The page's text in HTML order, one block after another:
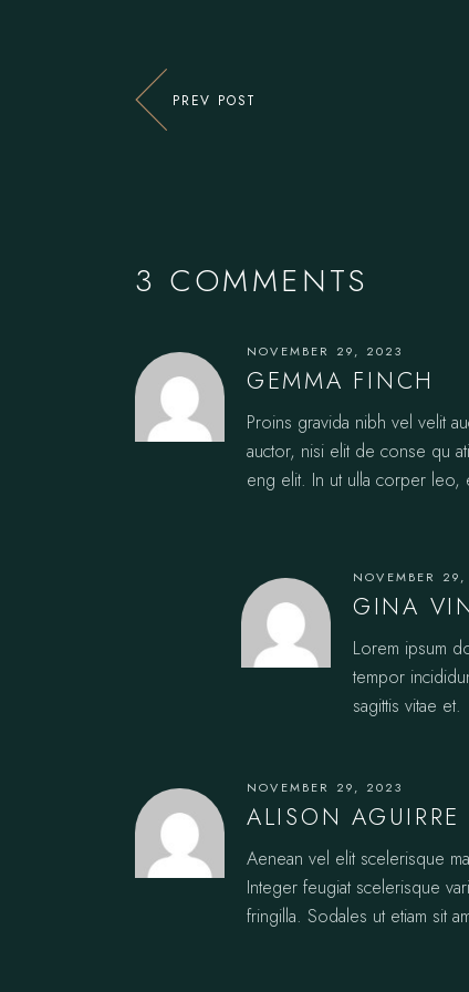
PREV POST
3 COMMENTS
NOVEMBER 29, 2023
GEMMA FINCH
Proins gravida nibh vel velit
auctor, nisi elit de conse qu
eng elit. In ut ulla corper leo,
NOVEMBER
GINA
Lorem ipsum
tempor
sagittis vitae et.
NOVEMBER 29, 2023
ALISON AGUIRRE
Aenean vel elit scelerisque
Integer feugiat scelerisque
fringilla. Sodales ut etiam sit